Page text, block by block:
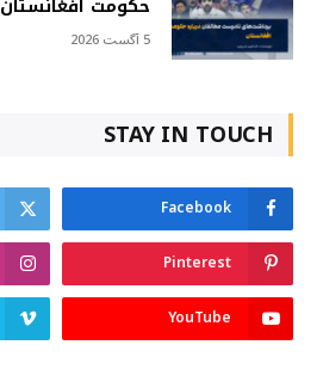
5 آگست 2026
STAY IN TOUCH
Facebook
Pinterest
YouTube